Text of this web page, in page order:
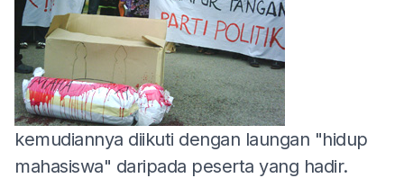
kemudiannya diikuti dengan laungan "hidup
mahasiswa" daripada peserta yang hadir.